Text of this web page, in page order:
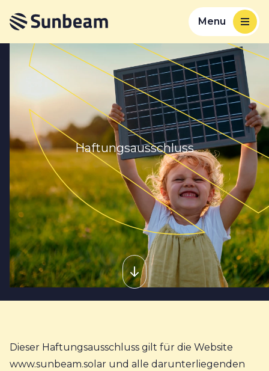
Menu
Haftungsausschluss
Dieser Haftungsausschluss gilt für die Website
www.sunbeam.solar und alle darunterliegenden